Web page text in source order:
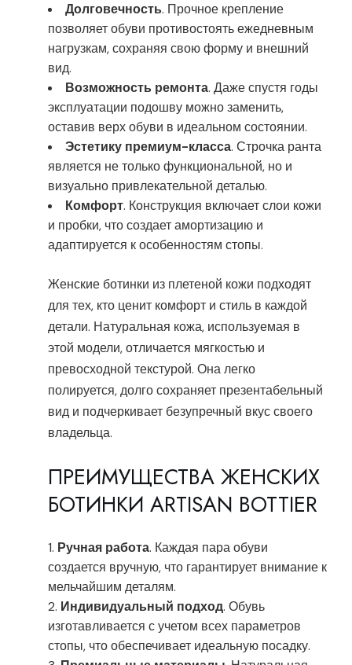
Долговечность. Прочное крепление
позволяет обуви противостоять ежедневным
нагрузкам, сохраняя свою форму и внешний
вид.
Возможность ремонта. Даже спустя годы
эксплуатации подошву можно заменить,
оставив верх обуви в идеальном состоянии.
Эстетику премиум-класса. Строчка ранта
является не только функциональной, но и
визуально привлекательной деталью.
Комфорт. Конструкция включает слои кожи
и пробки, что создает амортизацию и
адаптируется к особенностям стопы.
Женские ботинки из плетеной кожи подходят
для тех, кто ценит комфорт и стиль в каждой
детали. Натуральная кожа, используемая в
этой модели, отличается мягкостью и
превосходной текстурой. Она легко
полируется, долго сохраняет презентабельный
вид и подчеркивает безупречный вкус своего
владельца.
ПРЕИМУЩЕСТВА ЖЕНСКИХ
БОТИНКИ ARTISAN BOTTIER
Ручная работа. Каждая пара обуви
создается вручную, что гарантирует внимание к
мельчайшим деталям.
Индивидуальный подход. Обувь
изготавливается с учетом всех параметров
стопы, что обеспечивает идеальную посадку.